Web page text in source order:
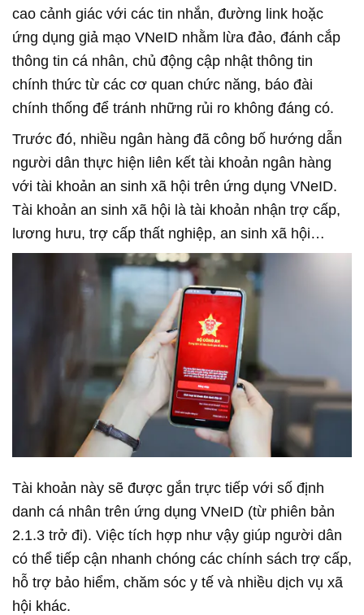
cao cảnh giác với các tin nhắn, đường link hoặc
ứng dụng giả mạo VNeID nhằm lừa đảo, đánh cắp
thông tin cá nhân, chủ động cập nhật thông tin
chính thức từ các cơ quan chức năng, báo đài
chính thống để tránh những rủi ro không đáng có.
Trước đó, nhiều ngân hàng đã công bố hướng dẫn
người dân thực hiện liên kết tài khoản ngân hàng
với tài khoản an sinh xã hội trên ứng dụng VNeID.
Tài khoản an sinh xã hội là tài khoản nhận trợ cấp,
lương hưu, trợ cấp thất nghiệp, an sinh xã hội…
Tài khoản này sẽ được gắn trực tiếp với số định
danh cá nhân trên ứng dụng VNeID (từ phiên bản
2.1.3 trở đi). Việc tích hợp như vậy giúp người dân
có thể tiếp cận nhanh chóng các chính sách trợ cấp,
hỗ trợ bảo hiểm, chăm sóc y tế và nhiều dịch vụ xã
hội khác.